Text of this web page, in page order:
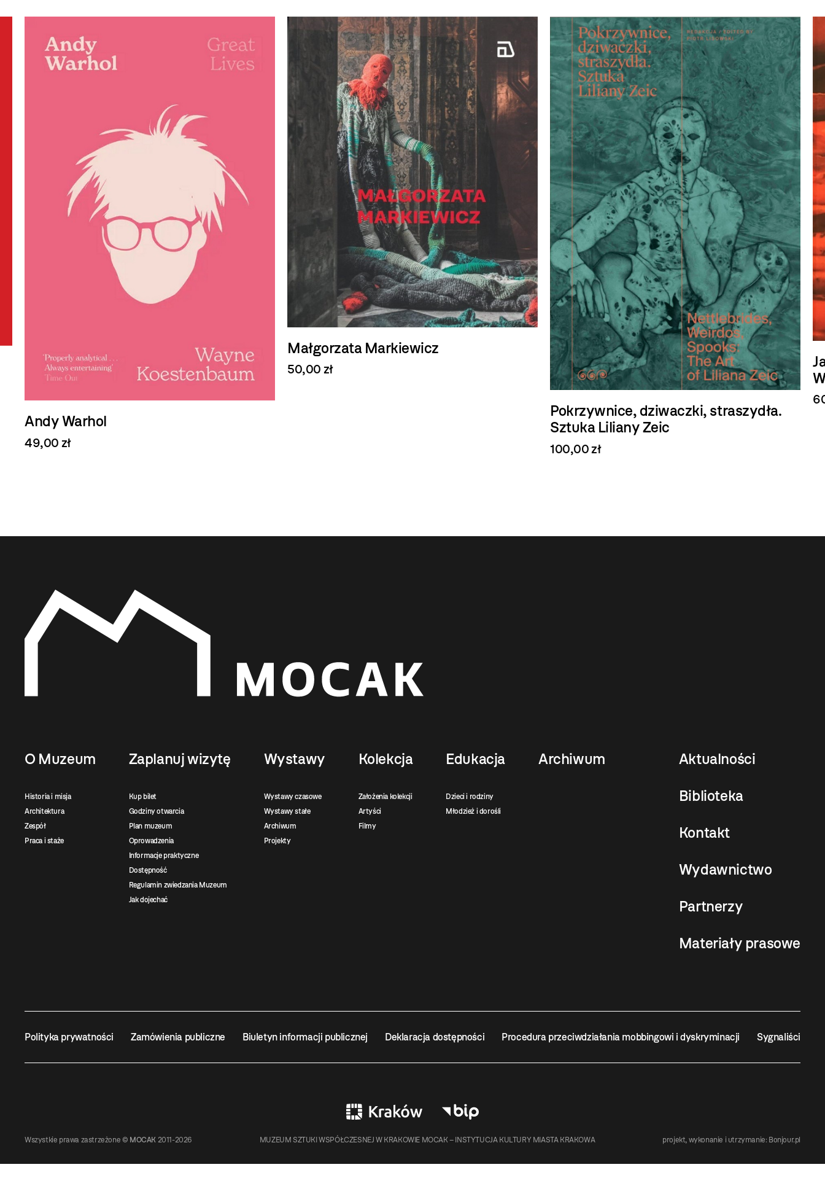
Andy Warhol
49,00 zł
Małgorzata Markiewicz
50,00 zł
Pokrzywnice, dziwaczki, straszydła.
Sztuka Liliany Zeic
100,00 zł
O Muzeum
Historia i misja
Architektura
Zespół
Praca i staże
Zaplanuj wizytę
Kup bilet
Godziny otwarcia
Plan muzeum
Oprowadzenia
Informacje praktyczne
Dostępność
Regulamin zwiedzania Muzeum
Jak dojechać
Wystawy
Wystawy czasowe
Wystawy stałe
Archiwum
Projekty
Kolekcja
Założenia kolekcji
Artyści
Filmy
Edukacja
Dzieci i rodziny
Młodzież i dorośli
Archiwum Aktualności
Biblioteka
Kontakt
Wydawnictwo
Partnerzy
Materiały prasowe
Polityka prywatności Zamówienia publiczne Biuletyn informacji publicznej Deklaracja dostępności Procedura przeciwdziałania mobbingowi i dyskryminacji Sygnaliści
Wszystkie prawa zastrzeżone © MOCAK 2011-2026 MUZEUM SZTUKI WSPÓŁCZESNEJ W KRAKOWIE MOCAK – INSTYTUCJA KULTURY MIASTA KRAKOWA projekt, wykonanie i utrzymanie: Bonjour.pl